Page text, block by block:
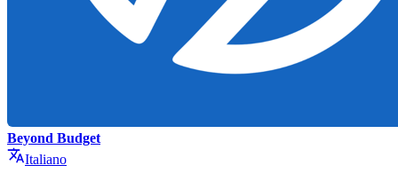
Beyond Budget
Italiano